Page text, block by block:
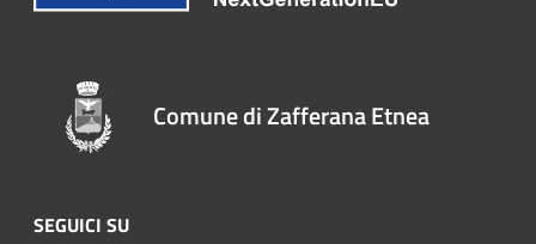
Comune di Zafferana Etnea
SEGUICI SU